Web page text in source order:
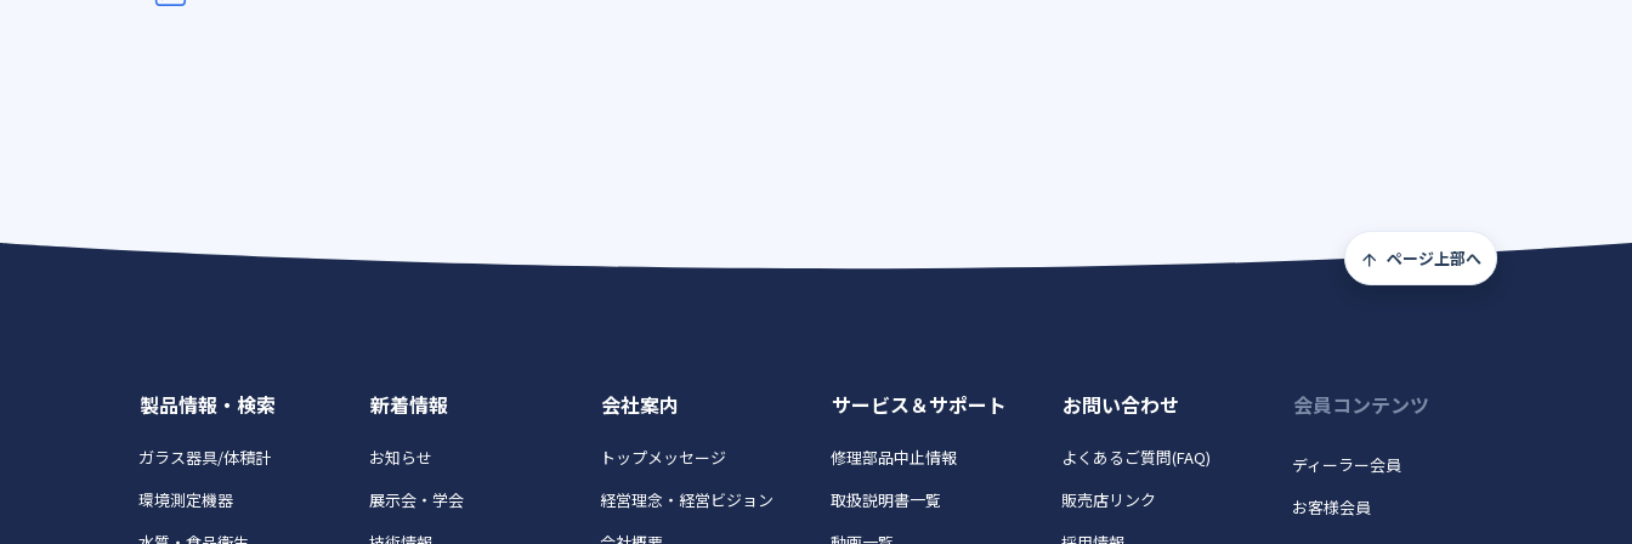
ページ上部へ
製品情報・検索
ガラス器具/体積計
環境測定機器
新着情報
お知らせ
展示会・学会
会社案内
トップメッセージ
経営理念・経営ビジョン
サービス＆サポート
修理部品中止情報
取扱説明書一覧
お問い合わせ
よくあるご質問(FAQ)
販売店リンク
会員コンテンツ
ディーラー会員
お客様会員